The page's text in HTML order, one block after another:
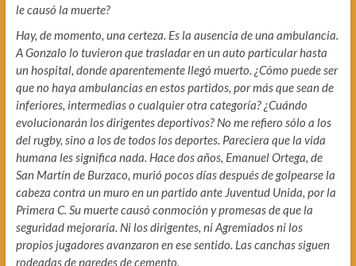
le causó la muerte?
Hay, de momento, una certeza. Es la ausencia de una ambulancia.
A Gonzalo lo tuvieron que trasladar en un auto particular hasta
un hospital, donde aparentemente llegó muerto. ¿Cómo puede ser
que no haya ambulancias en estos partidos, por más que sean de
inferiores, intermedias o cualquier otra categoría? ¿Cuándo
evolucionarán los dirigentes deportivos? No me refiero sólo a los
del rugby, sino a los de todos los deportes. Pareciera que la vida
humana les significa nada. Hace dos años, Emanuel Ortega, de
San Martín de Burzaco, murió pocos días después de golpearse la
cabeza contra un muro en un partido ante Juventud Unida, por la
Primera C. Su muerte causó conmoción y promesas de que la
seguridad mejoraría. Ni los dirigentes, ni Agremiados ni los
propios jugadores avanzaron en ese sentido. Las canchas siguen
rodeadas de paredes de cemento.